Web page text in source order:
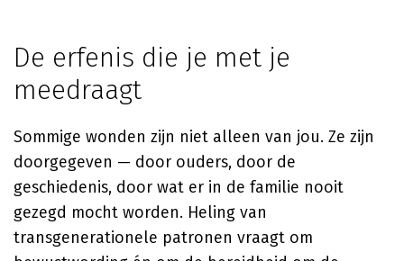
De erfenis die je met je
meedraagt
Sommige wonden zijn niet alleen van jou. Ze zijn
doorgegeven — door ouders, door de
geschiedenis, door wat er in de familie nooit
gezegd mocht worden. Heling van
transgenerationele patronen vraagt om